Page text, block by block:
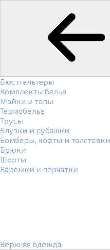
Бюстгальтеры
Комплекты белья
Майки и топы
Термобелье
Трусы
Блузки и рубашки
Бомберы, кофты и толстовки
Брюки
Шорты
Варежки и перчатки
Верхняя одежда